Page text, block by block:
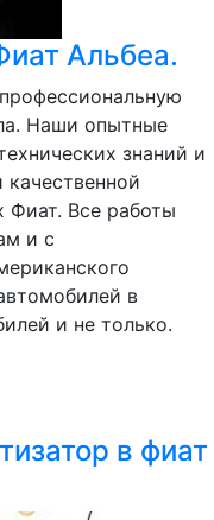
Альбеа.
Наши опытные
знаний и
Фиат. Все работы
и с
в
и не только.
в фиат